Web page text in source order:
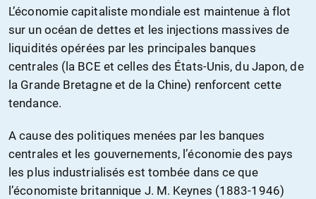
L’économie capitaliste mondiale est maintenue à flot
sur un océan de dettes et les injections massives de
liquidités opérées par les principales banques
centrales (la BCE et celles des États-Unis, du Japon, de
la Grande Bretagne et de la Chine) renforcent cette
tendance.
A cause des politiques menées par les banques
centrales et les gouvernements, l’économie des pays
les plus industrialisés est tombée dans ce que
l’économiste britannique J. M. Keynes (1883-1946)